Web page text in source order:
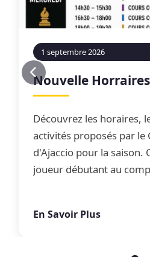
1 septembre 2026
Nouvelle Horraires
Découvrez les horaires,
activités proposés par le
d'Ajaccio pour la saison.
joueur débutant au
le club propose une offre
de jeu libre dans une
En Savoir Plus